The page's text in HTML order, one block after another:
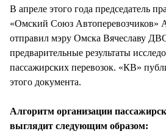
В апреле этого года председатель
«Омский Союз
отправил мэру Омска Вячеславу
предварительные результаты
пассажирских перевозок. «КВ»
этого документа.
Алгоритм организации
выглядит следующим образом: